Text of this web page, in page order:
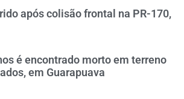
após colisão frontal na PR-170,
é encontrado morto em terreno
em Guarapuava